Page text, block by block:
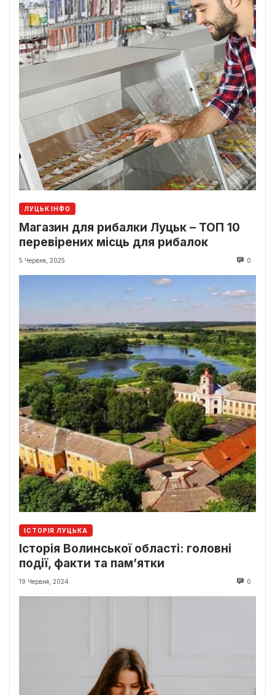
ЛУЦЬК ІНФО
Магазин для рибалки Луцьк – ТОП 10
перевірених місць для рибалок
5 Червня, 2025 0
ІСТОРІЯ ЛУЦЬКА
Історія Волинської області: головні
події, факти та пам’ятки
19 Червня, 2024 0